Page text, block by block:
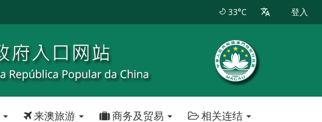
33°C 登入
来澳旅游 商务及贸易 相关连结